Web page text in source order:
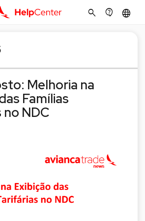
search contact_support language
Melhoria na
Famílias
NDC